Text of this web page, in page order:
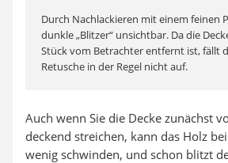
Durch Nachlackieren mit einem feinen
dunkle „Blitzer“ unsichtbar. Da die
Stück vom Betrachter entfernt ist, fällt
Retusche in der Regel nicht auf.
Auch wenn Sie die Decke zunächst
deckend streichen, kann das Holz
wenig schwinden, und schon blitzt